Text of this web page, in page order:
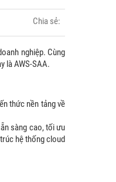
Chia sẻ:
nghiệp. Cùng
là AWS-SAA.
thức nền tảng về
sàng cao, tối ưu
hệ thống cloud